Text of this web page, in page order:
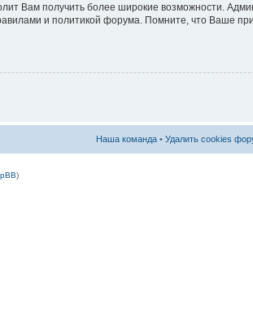
Вам получить более широкие возможности.
и политикой форума. Помните, что Ваше
Наша команда • Удалить cookies
)